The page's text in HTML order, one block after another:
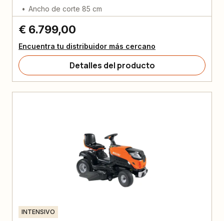
Ancho de corte 85 cm
€ 6.799,00
Encuentra tu distribuidor más cercano
Detalles del producto
INTENSIVO